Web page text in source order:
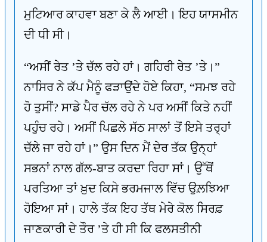
ਮੁਟਿਆਰ ਕਾਹਵਾ ਬਣਾ ਕੇ ਲੈ ਆਈ। ਇਹ ਯਾਸਮੀਨ
ਦੀ ਧੀ ਸੀ।
“ਅਸੀਂ ਰੇਤ ’ਤੇ ਚੱਲ ਰਹੇ ਹਾਂ। ਗਹਿਰੀ ਰੇਤ ’ਤੇ।”
ਨਾਸਿਰ ਨੇ ਕੱਪ ਮੈਨੂੰ ਫੜਾਉਂਦੇ ਹੋਏ ਕਿਹਾ, “ਸਮਝ ਰਹੇ
ਹੋ ਤੁਸੀਂ? ਸਾਡੇ ਪੈਰ ਚੱਲ ਰਹੇ ਨੇ ਪਰ ਅਸੀਂ ਕਿਤੇ ਨਹੀਂ
ਪਹੁੰਚ ਰਹੇ। ਅਸੀਂ ਪਿਛਲੇ ਸੱਠ ਸਾਲਾਂ ਤੋਂ ਇਸੇ ਤਰ੍ਹਾਂ
ਚੱਲੇ ਜਾ ਰਹੇ ਹਾਂ।” ਉਸ ਦਿਨ ਮੈਂ ਦੇਰ ਤੱਕ ਉਨ੍ਹਾਂ
ਸਭਨਾਂ ਨਾਲ ਗੱਲ-ਬਾਤ ਕਰਦਾ ਰਿਹਾ ਸਾਂ। ਉੱਥੋਂ
ਪਰਤਿਆ ਤਾਂ ਖ਼ੁਦ ਕਿਸੇ ਭਰਮਜਾਲ ਵਿੱਚ ਉਲ਼ਝਿਆ
ਹੋਇਆ ਸਾਂ। ਹਾਲੇ ਤੱਕ ਇਹ ਤੱਥ ਮੇਰੇ ਕੋਲ ਸਿਰਫ਼
ਜਾਣਕਾਰੀ ਦੇ ਤੌਰ ’ਤੇ ਹੀ ਸੀ ਕਿ ਫਲਸਤੀਨੀ